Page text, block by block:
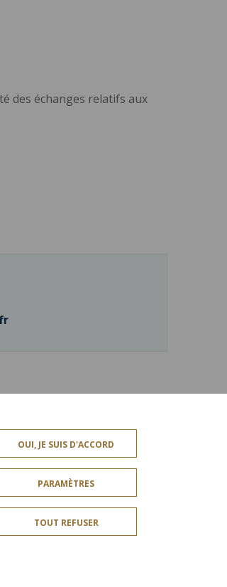
des échanges relatifs aux
ACCESSIBILITÉ
DONNÉES PERSONNELLES
MENTIONS LÉGALES
CRÉDITS
OUI, JE SUIS D'ACCORD
PARAMÈTRES
TOUT REFUSER